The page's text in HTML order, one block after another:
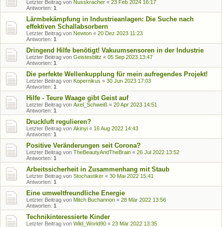
Letzter Beitrag von Nusskracher « 23 Feb 2024 16:17
Antworten: 1
Lärmbekämpfung in Industrieanlagen: Die Suche nach
effektiven Schallabsorbern
Letzter Beitrag von Newton « 20 Dez 2023 11:23
Antworten: 1
Dringend Hilfe benötigt! Vakuumsensoren in der Industrie
Letzter Beitrag von Geistesblitz « 05 Sep 2023 13:47
Antworten: 1
Die perfekte Wellenkupplung für mein aufregendes Projekt!
Letzter Beitrag von Kopernikus « 30 Jun 2023 17:03
Antworten: 1
Hilfe - Teure Waage gibt Geist auf
Letzter Beitrag von Axel_Schweiß « 20 Apr 2023 14:51
Antworten: 1
Druckluft regulieren?
Letzter Beitrag von Akinyi « 16 Aug 2022 14:43
Antworten: 1
Positive Veränderungen seit Corona?
Letzter Beitrag von TheBeautyAndTheBrain « 26 Jul 2022 13:52
Antworten: 1
Arbeitssicherheit in Zusammenhang mit Staub
Letzter Beitrag von Stochastiker « 30 Mai 2022 15:41
Antworten: 1
Eine umweltfreundliche Energie
Letzter Beitrag von Mitch Buchannon « 28 Mär 2022 13:56
Antworten: 1
Technikinteressierte Kinder
Letzter Beitrag von Wild_World90 « 23 Mär 2022 13:35